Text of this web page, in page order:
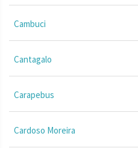
Cambuci
Cantagalo
Carapebus
Cardoso Moreira